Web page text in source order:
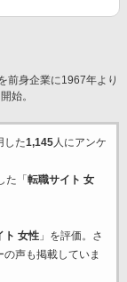
前身企業に1967年より
始。
した1,145人にアンケ
た「 転職サイト 女
ト 女性」を評価。さ
声も掲載していま